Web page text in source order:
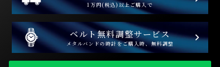
1万円(税込)以上ご購入で
ベルト無料調整サービス
メタルバンドの時計をご購入時、無料調整